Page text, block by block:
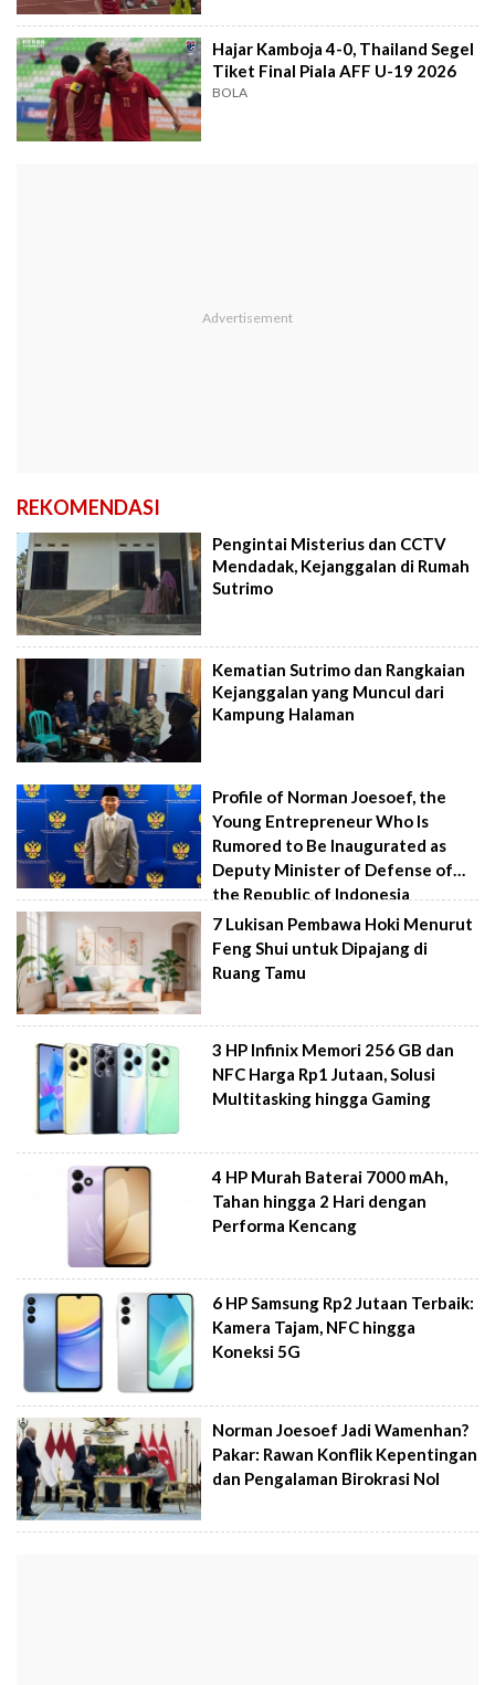
Hajar Kamboja 4-0, Thailand Segel
Tiket Final Piala AFF U-19 2026
BOLA
REKOMENDASI
Pengintai Misterius dan CCTV
Mendadak, Kejanggalan di Rumah
Sutrimo
Kematian Sutrimo dan Rangkaian
Kejanggalan yang Muncul dari
Kampung Halaman
Profile of Norman Joesoef, the
Young Entrepreneur Who Is
Rumored to Be Inaugurated as
Deputy Minister of Defense of
the Republic of Indonesia
7 Lukisan Pembawa Hoki Menurut
Feng Shui untuk Dipajang di
Ruang Tamu
3 HP Infinix Memori 256 GB dan
NFC Harga Rp1 Jutaan, Solusi
Multitasking hingga Gaming
4 HP Murah Baterai 7000 mAh,
Tahan hingga 2 Hari dengan
Performa Kencang
6 HP Samsung Rp2 Jutaan Terbaik:
Kamera Tajam, NFC hingga
Koneksi 5G
Norman Joesoef Jadi Wamenhan?
Pakar: Rawan Konflik Kepentingan
dan Pengalaman Birokrasi Nol